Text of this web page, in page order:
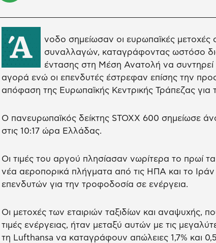
Ά
νοδο σημείωσαν οι ευρωπαϊκές μετοχές
συναλλαγών, καταγράφοντας ωστόσο
έντασης στη Μέση Ανατολή να συντηρεί
αγορά ενώ οι επενδυτές έστρεφαν επίσης την
απόφαση της Ευρωπαϊκής Κεντρικής Τράπεζας για
Ο πανευρωπαϊκός δείκτης STOXX 600 σημείωσε
στις 10:17 ώρα Ελλάδας.
Οι τιμές του αργού πλησίασαν νωρίτερα το πρωί
νέα αεροπορικά πλήγματα από τις ΗΠΑ και το Ιράν
επενδυτών για την τροφοδοσία σε ενέργεια.
Οι μετοχές των εταιριών ταξιδίων και αναψυχής,
τιμές ενέργειας, ήταν μεταξύ αυτών με τις
τη Lufthansa να καταγράφουν απώλειες 1,7% και